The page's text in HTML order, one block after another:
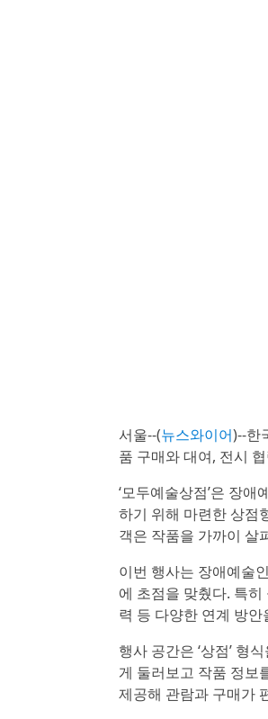
서울--(뉴스와이어)--한
품 구매와 대여, 전시
‘모두예술상점’은 장
하기 위해 마련한 상점
객은 작품을 가까이 살
이번 행사는 장애예술
에 초점을 맞췄다. 특
력 등 다양한 연계 방
행사 공간은 ‘상점’ 형
게 둘러보고 작품 정보
제공해 관람과 구매가